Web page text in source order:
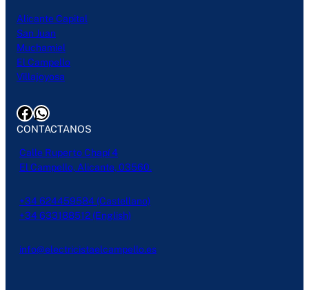
Alicante Capital
San Juan
Muchamiel
El Campello
Villajoyosa
Facebook WhatsApp
CONTACTANOS
Calle Ruperto Chapí 4
El Campello, Alicante, 03560.
+34 624459584 (Castellano)
+34 633188512 (English)
info@electricistaelcampello.es